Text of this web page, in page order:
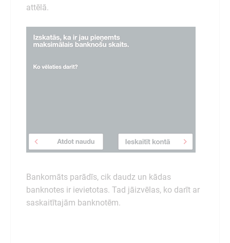
attēlā.
Bankomāts parādīs, cik daudz un kādas
banknotes ir ievietotas. Tad jāizvēlas, ko darīt ar
saskaitītajām banknotēm.